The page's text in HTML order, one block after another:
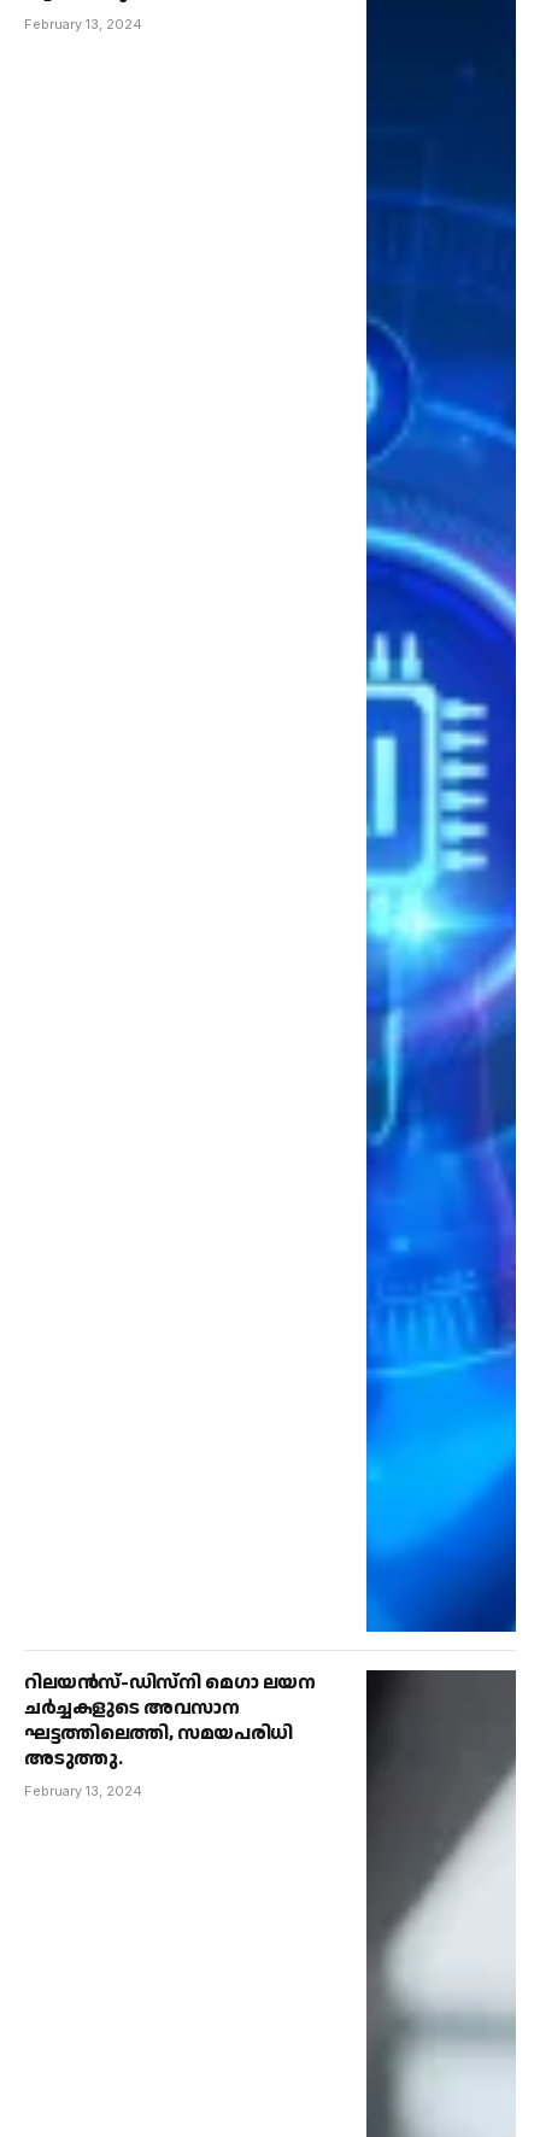
February 13, 2024
റിലയൻസ്-ഡിസ്‌നി മെഗാ ലയന
ചർച്ചകളുടെ അവസാന
ഘട്ടത്തിലെത്തി, സമയപരിധി
അടുത്തു.
February 13, 2024